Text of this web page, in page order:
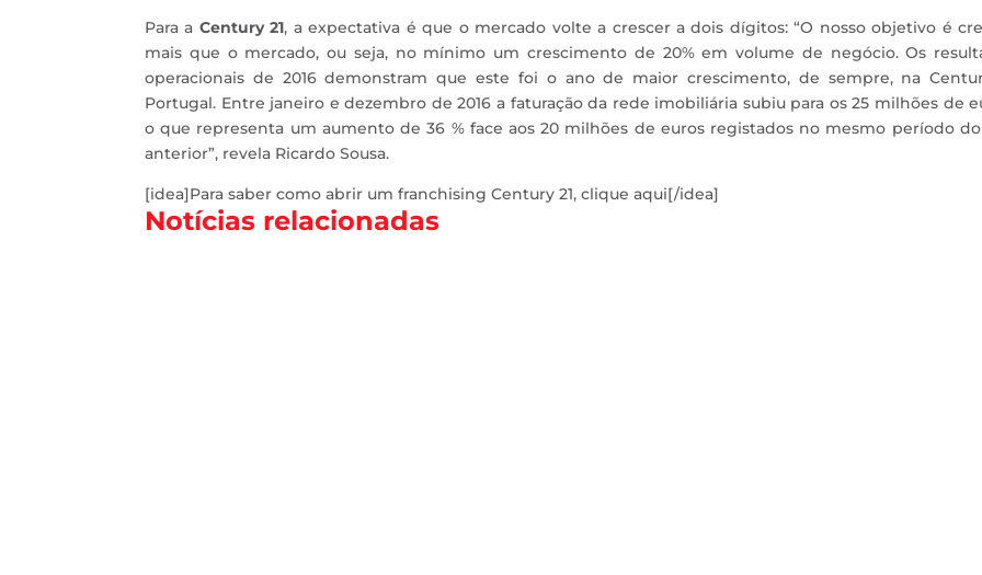
Para a Century 21, a expectativa é que o mercado volte a crescer a dois dígitos: “O nosso objetivo é
mais que o mercado, ou seja, no mínimo um crescimento de 20% em volume de negócio. Os
operacionais de 2016 demonstram que este foi o ano de maior crescimento, de sempre, na
Portugal. Entre janeiro e dezembro de 2016 a faturação da rede imobiliária subiu para os 25 milhões de
o que representa um aumento de 36 % face aos 20 milhões de euros registados no mesmo período
anterior”, revela Ricardo Sousa.
[idea]Para saber como abrir um franchising Century 21, clique aqui[/idea]
Notícias relacionadas